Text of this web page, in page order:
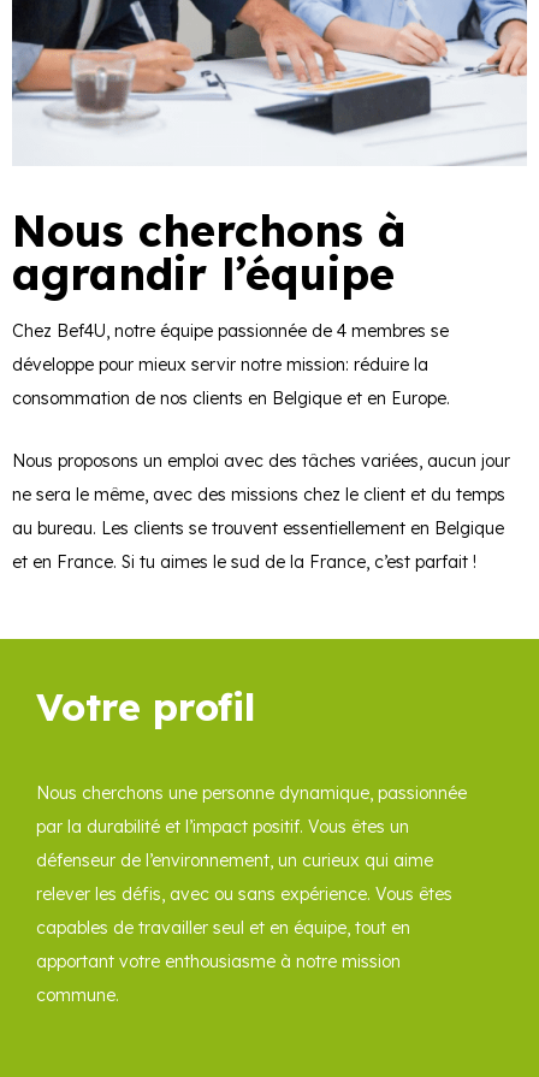
Nous cherchons à
agrandir l’équipe
Chez Bef4U, notre équipe passionnée de 4 membres se
développe pour mieux servir notre mission: réduire la
consommation de nos clients en Belgique et en Europe.
Nous proposons un emploi avec des tâches variées, aucun jour
ne sera le même, avec des missions chez le client et du temps
au bureau. Les clients se trouvent essentiellement en Belgique
et en France. Si tu aimes le sud de la France, c’est parfait !
Votre profil
Nous cherchons une personne dynamique, passionnée
par la durabilité et l’impact positif. Vous êtes un
défenseur de l’environnement, un curieux qui aime
relever les défis, avec ou sans expérience. Vous êtes
capables de travailler seul et en équipe, tout en
apportant votre enthousiasme à notre mission
commune.